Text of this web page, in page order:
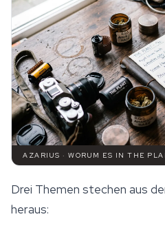
AZARIUS · WORUM ES IN THE
Drei Themen stechen aus
heraus: